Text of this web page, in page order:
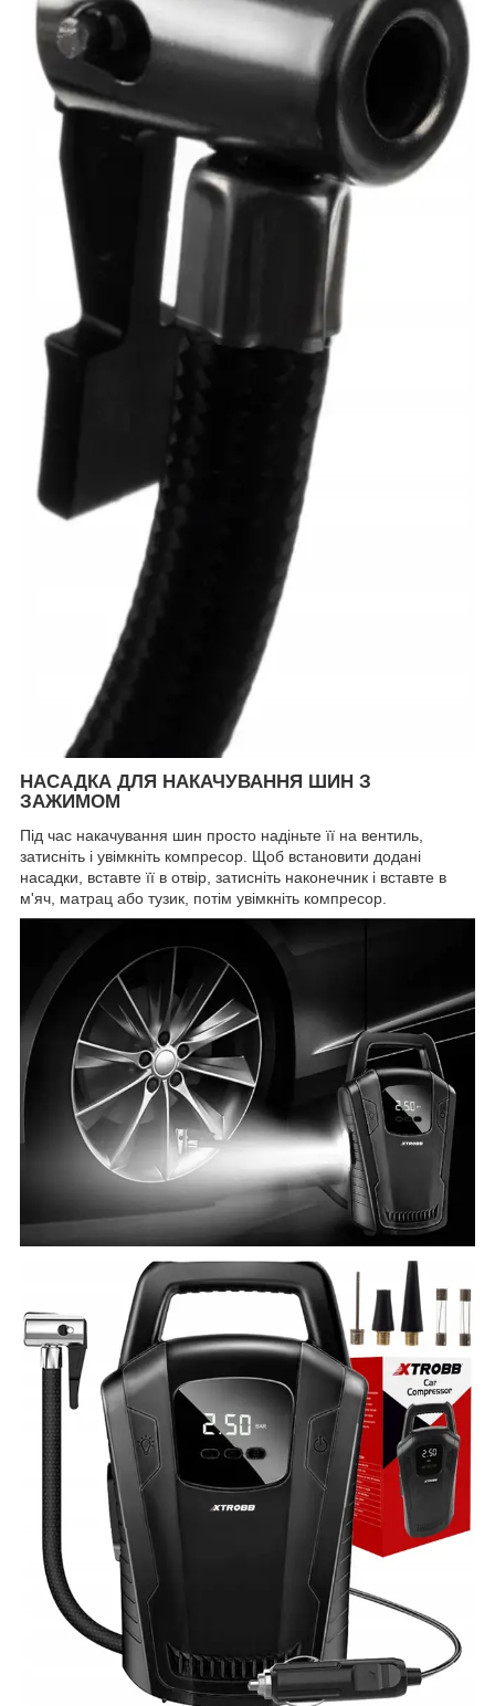
НАСАДКА ДЛЯ НАКАЧУВАННЯ ШИН З
ЗАЖИМОМ
Під час накачування шин просто надіньте її на вентиль,
затисніть і увімкніть компресор. Щоб встановити додані
насадки, вставте її в отвір, затисніть наконечник і вставте в
м'яч, матрац або тузик, потім увімкніть компресор.